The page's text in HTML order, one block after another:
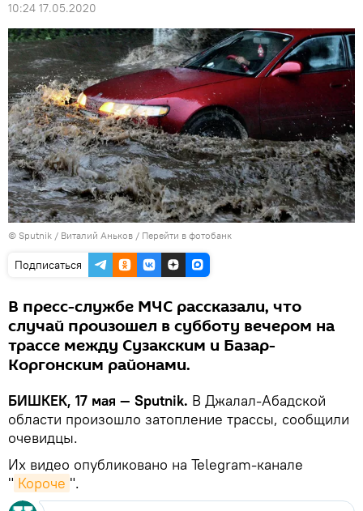
10:24 17.05.2020
© Sputnik / Виталий Аньков / Перейти в фотобанк
Подписаться
В пресс-службе МЧС рассказали, что
случай произошел в субботу вечером на
трассе между Сузакским и Базар-
Коргонским районами.
БИШКЕК, 17 мая — Sputnik. В Джалал-Абадской
области произошло затопление трассы, сообщили
очевидцы.
Их видео опубликовано на Telegram-канале
" Короче ".